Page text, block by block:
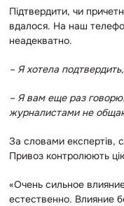
Підтвердити, чи
вдалося. На наш
неадекватно.
– Я хотела
– Я вам еще раз
журналистами не
За словами експертів,
Привоз контролюють
«Очень сильное
естественно. Влияние